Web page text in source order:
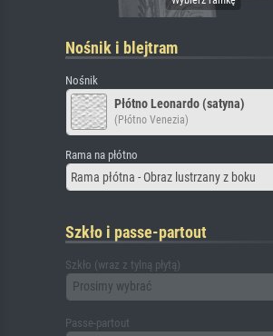
Nośnik i blejtram
Nośnik
Płótno Leonardo (satyna)
(Płótno Venezia)
Rama na płótno
Rama płótna - Obraz lustrzany z boku
Szkło i passe-partout
Szkło (wraz z tylną płytą)
Prosimy wybrać
Passe-partout